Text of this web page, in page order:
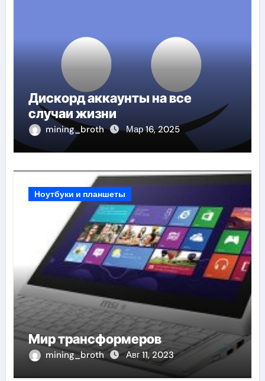
Дискорд аккаунты на все
случаи жизни
mining_broth Мар 16, 2025
Ноутбуки и планшеты
Мир трансформеров
mining_broth Авг 11, 2023